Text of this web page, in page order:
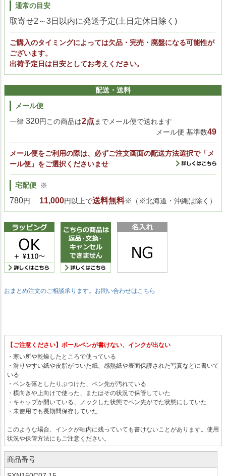
通常の目安
取寄せ2～3日以内に発送予定(土日定休日除く)
ご購入のタイミングによっては欠品・完売・廃盤になる可能性が
ございます。
出荷予定日は目安としてお考えください。
配送・送料
メール便
一律 320円この商品は2点 までメール便で送れます
メール便 基準数49
メール便をご利用の際は、必ずご注文画面の配送方法選択で「メ
ール便」をご選択くださいませ
宅配便
780円
※
11,000円以上で送料無料※（※北海道・沖縄は除く）
おまとめ注文のご相談承ります。お問い合わせはこちら
【ご注意ください】ボールペンが書けない、インクが出ない
・寒い所や乾燥したところで使っている
・滑りやすい紙や皮脂がついた紙、感熱紙や表面保護された写真などに書いて
いる
・ペンを落としたりぶつけた、ペン先が汚れている
・横向きや上向けで使った、またはその状況で保管していた
・キャップか開いている、ノックした状態でペン先がでた状態にしていた
・未使用でも長期間保存していた
このような場合、インクが軸内に残っていても書けないことがあります。使用
状況や保管方法にもご注意ください。
商品番号